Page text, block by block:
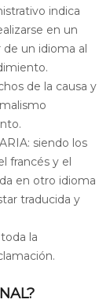
indica
en un
de un idioma al
de la causa y
siendo los
francés y el
en otro idioma
traducida y
la